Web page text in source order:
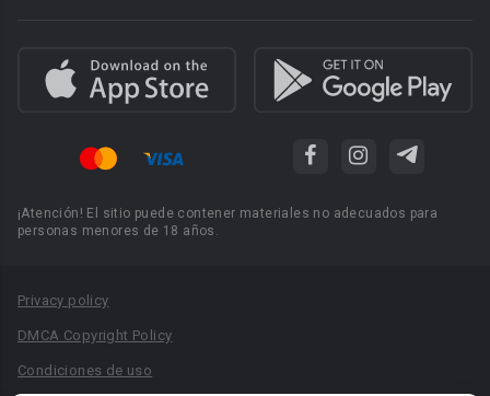
¡Atención! El sitio puede contener materiales no adecuados para
personas menores de 18 años.
Privacy policy
DMCA Copyright Policy
Condiciones de uso